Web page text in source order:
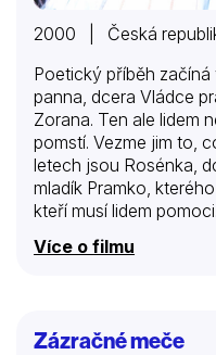
2000 | Česká
Poetický příběh
panna, dcera Vládce
Zorana. Ten ale lidem
pomstí. Vezme jim to,
letech jsou Rosénka,
mladík Pramko,
kteří musí lidem
Více o filmu
Zázračné meče